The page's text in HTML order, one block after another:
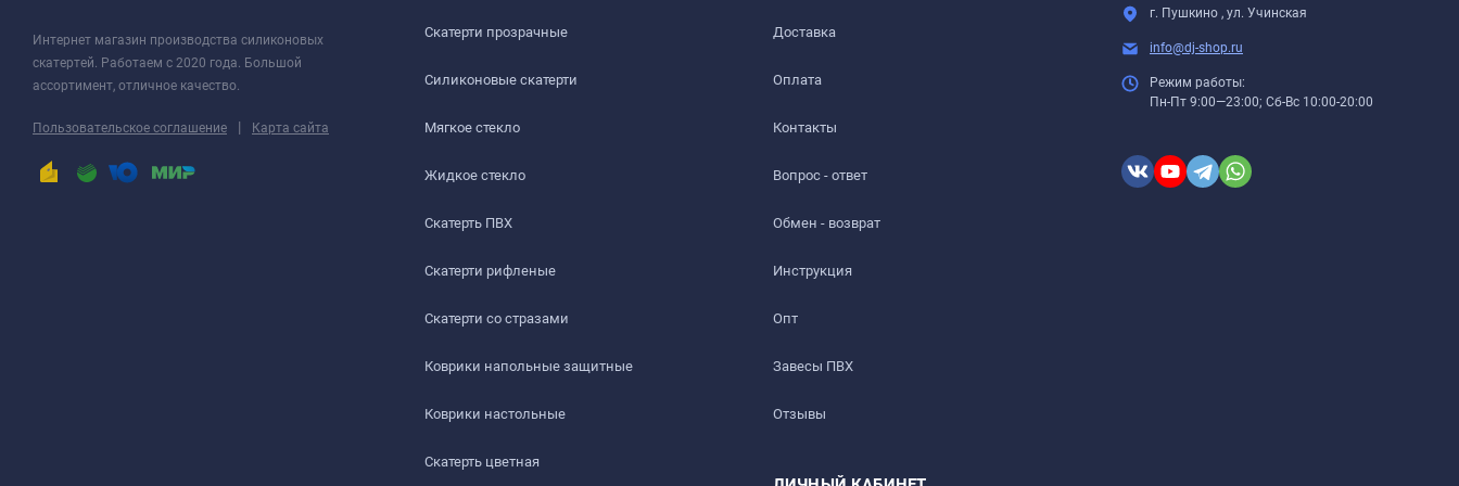
СТОЛЫ СО СКАТЕРТЬЮ
РАБОЧИЙ СТОЛ
ЖУРНАЛЬНЫЙ СТОЛ
Сразу после распаковки пленки может присутствовать слабый быстро выветриваемый запах. Перед использованием пленки, протрите её поверхность влажной
Интернет магазин производства силиконовых
скатертей. Работаем с 2020 года. Большой
ассортимент, отличное качество.
Пользовательское соглашение | Карта сайта
Скатерти прозрачные
Силиконовые скатерти
Мягкое стекло
Жидкое стекло
Скатерть ПВХ
Скатерти рифленые
Скатерти со стразами
Коврики напольные защитные
Коврики настольные
Скатерть цветная
Доставка​
Оплата
Контакты
Вопрос - ответ
Обмен - возврат
Инструкция
Опт
Завесы ПВХ
Отзывы
г. Пушкино , ул. Учинская
info@dj-shop.ru
Режим работы:
Пн-Пт 9:00—23:00; Сб-Вс 10:00-20:00